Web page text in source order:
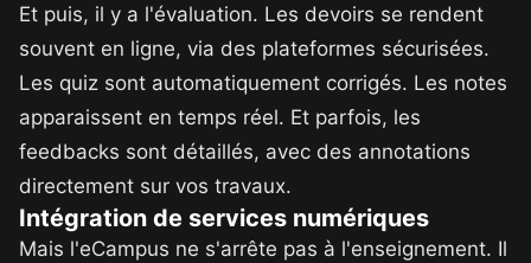
Et puis, il y a l'évaluation. Les devoirs se rendent
souvent en ligne, via des plateformes sécurisées.
Les quiz sont automatiquement corrigés. Les notes
apparaissent en temps réel. Et parfois, les
feedbacks sont détaillés, avec des annotations
directement sur vos travaux.
Intégration de services numériques
Mais l'eCampus ne s'arrête pas à l'enseignement. Il